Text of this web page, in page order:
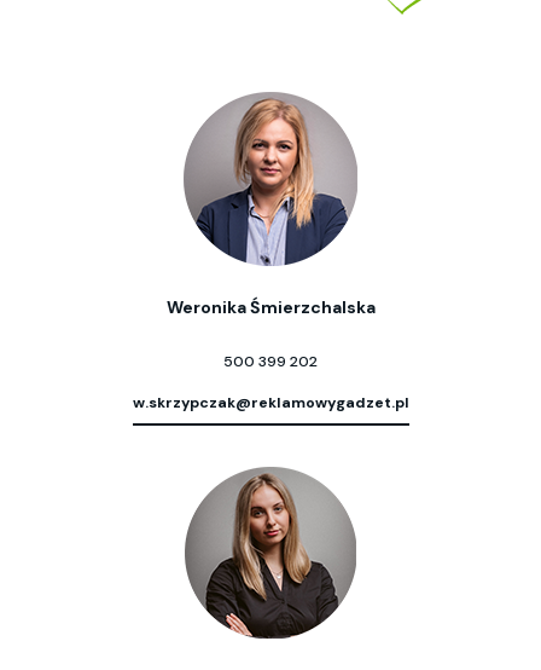
Weronika Śmierzchalska
500 399 202
w.skrzypczak@reklamowygadzet.pl